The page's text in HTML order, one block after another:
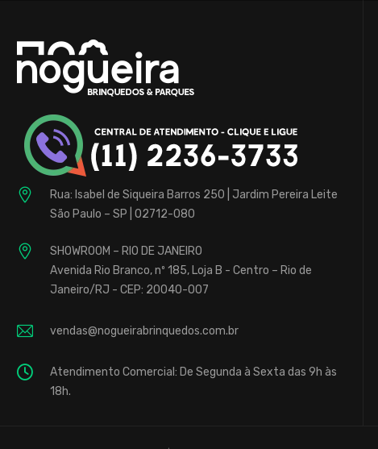
Rua: Isabel de Siqueira Barros 250 | Jardim Pereira Leite
São Paulo – SP | 02712-080
SHOWROOM – RIO DE JANEIRO
Avenida Rio Branco, nº 185, Loja B - Centro – Rio de
Janeiro/RJ - CEP: 20040-007
vendas@nogueirabrinquedos.com.br
Atendimento Comercial: De Segunda à Sexta das 9h às
18h.